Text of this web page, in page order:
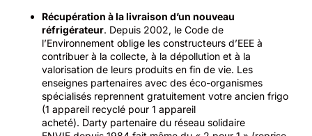
Récupération à la livraison d’un nouveau
réfrigérateur. Depuis 2002, le Code de
l’Environnement oblige les constructeurs d’EEE à
contribuer à la collecte, à la dépollution et à la
valorisation de leurs produits en fin de vie. Les
enseignes partenaires avec des éco-organismes
spécialisés reprennent gratuitement votre ancien frigo
(1 appareil recyclé pour 1 appareil
acheté). Darty partenaire du réseau solidaire